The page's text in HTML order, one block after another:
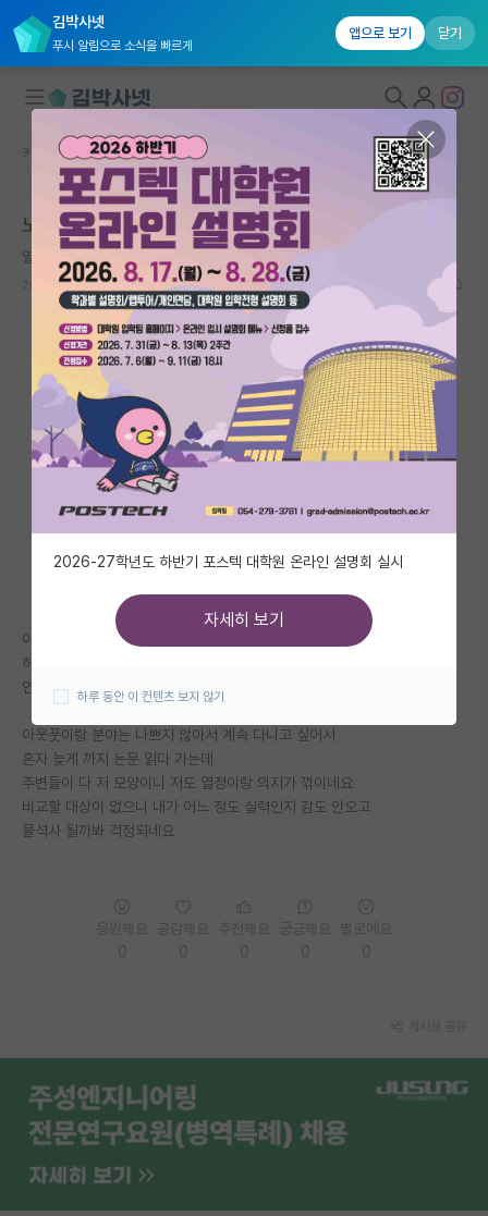
김박사넷
푸시 알림으로 소식을 빠르게
앱으로 보기 닫기
대학원생 모집
국내대학원 정보
연구실&오픈랩
커뮤니티
커뮤니티 홈
전체글보기
베스트 게시판
IF 명예의전당
자유 게시판(아무개랩)
미국 유학 게시판
미국 대학원 합격 후기 게시판
대학원 합격 후기 게시판
연구실(PI) 홍보 게시판
석박사 채용 정보 게시판
임용 정보 게시판
인문사회 계열 게시판
특수/전문대학원 게시판
반도체/AI 게시판
장학금/장학생 게시판
커뮤니티 홈 자유 게시판(아무개랩)
노답 연구실에서 혼자 열심히 한다고 능력이 향상 될까요
열정적인 비트겐슈타인
2024.02.07 9 2400
아프다고 출근 안 하는건 기본에
하지도 않은 실험 했다고 보고하고
연구실에서 롤만 합니다
아웃풋이랑 분야는 나쁘지 않아서 계속 다니고 싶어서
혼자 늦게 까지 논문 읽다 가는데
주변들이 다 저 모양이니 저도 열정이랑 의지가 꺾이네요
비교할 대상이 없으니 내가 어느 정도 실력인지 감도 안오고
물석사 될까봐 걱정되네요
2026-27학년도 하반기 포스텍 대학원 온라인 설명회 실시
자세히 보기
하루 동안 이 컨텐츠 보지 않기